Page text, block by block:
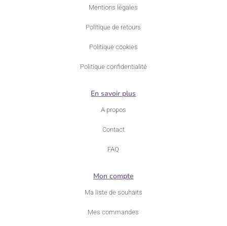
Mentions légales
Politique de retours
Politique cookies
Politique confidentialité
En savoir plus
A propos
Contact
FAQ
Mon compte
Ma liste de souhaits
Mes commandes